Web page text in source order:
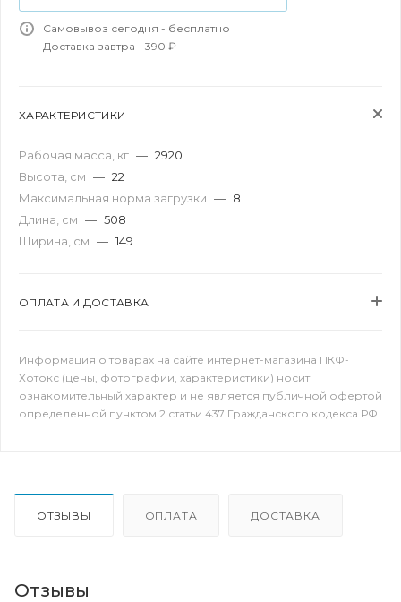
Самовывоз сегодня - бесплатно
Доставка завтра - 390 ₽
ХАРАКТЕРИСТИКИ
Рабочая масса, кг — 2920
Высота, см — 22
Максимальная норма загрузки — 8
Длина, см — 508
Ширина, см — 149
ОПЛАТА И ДОСТАВКА
Информация о товарах на сайте интернет-магазина ПКФ-
Хотокс (цены, фотографии, характеристики) носит
ознакомительный характер и не является публичной офертой
определенной пунктом 2 статьи 437 Гражданского кодекса РФ.
ОТЗЫВЫ ОПЛАТА ДОСТАВКА
Отзывы